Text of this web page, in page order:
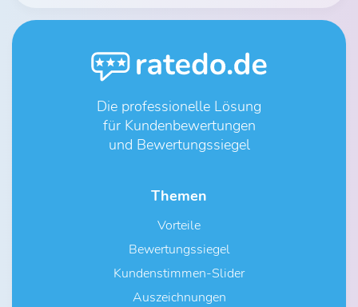
Die professionelle Lösung
für Kundenbewertungen
und Bewertungssiegel
Themen
Vorteile
Bewertungssiegel
Kundenstimmen-Slider
Auszeichnungen